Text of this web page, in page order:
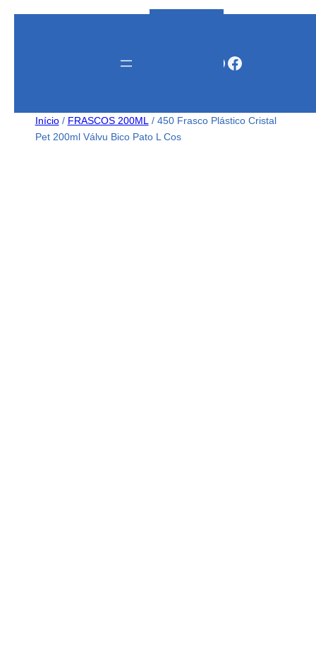
Facebook
Início/ FRASCOS 200ML / 450 Frasco Plástico Cristal
Pet 200ml Válvu Bico Pato L Cos